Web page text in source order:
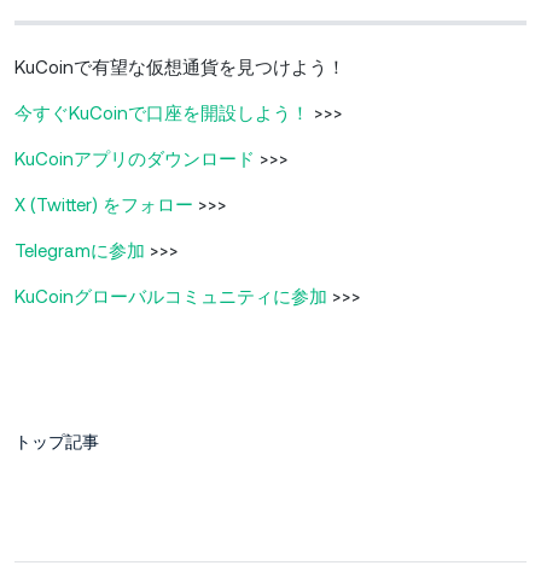
KuCoinで有望な仮想通貨を見つけよう！
今すぐKuCoinで口座を開設しよう！ >>>
KuCoinアプリのダウンロード >>>
X (Twitter) をフォロー >>>
Telegramに参加 >>>
KuCoinグローバルコミュニティに参加 >>>
トップ記事